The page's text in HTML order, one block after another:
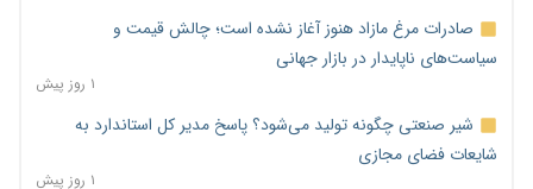
صادرات مرغ مازاد هنوز آغاز نشده است؛ چالش قیمت و
سیاست‌های ناپایدار در بازار جهانی
۱ روز پیش
شیر صنعتی چگونه تولید می‌شود؟ پاسخ مدیر کل استاندارد به
شایعات فضای مجازی
۱ روز پیش